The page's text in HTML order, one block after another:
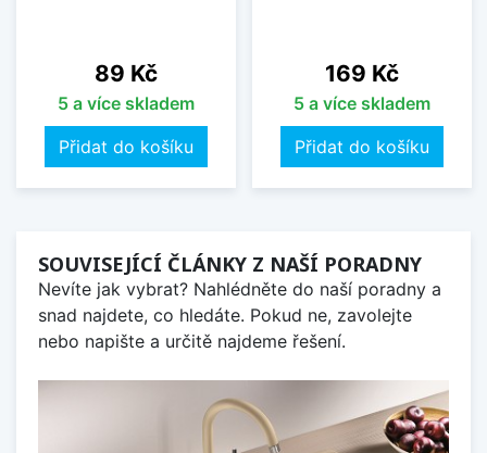
Cena
89 Kč
5 a více skladem
Přidat do košíku
Cena
169 Kč
5 a více skladem
Přidat do košíku
SOUVISEJÍCÍ ČLÁNKY Z NAŠÍ PORADNY
Nevíte jak vybrat? Nahlédněte do naší poradny a
snad najdete, co hledáte. Pokud ne, zavolejte
nebo napište a určitě najdeme řešení.